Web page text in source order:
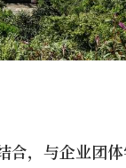
合，与企业团